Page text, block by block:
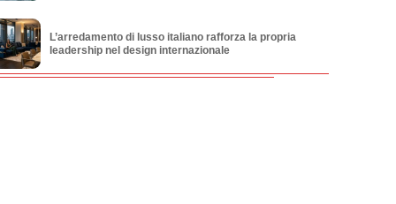
L’arredamento di lusso italiano rafforza la propria
leadership nel design internazionale